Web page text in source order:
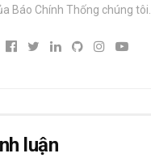
Báo Chính Thống chúng tôi.
luận